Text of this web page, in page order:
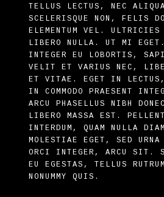
TELLUS LECTUS, NEC
SCELERISQUE NON, FELIS
ELEMENTUM VEL. ULTRICIES
LIBERO NULLA. UT MI
INTEGER EU LOBORTIS,
VELIT ET VARIUS NEC,
ET VITAE. EGET IN LECTUS,
IN COMMODO PRAESENT
ARCU PHASELLUS NIBH
LIBERO MASSA EST.
INTERDUM, QUAM NULLA
MOLESTIAE EGET, SED
ORCI INTEGER, ARCU SIT.
EU EGESTAS, TELLUS
NONUMMY QUIS.